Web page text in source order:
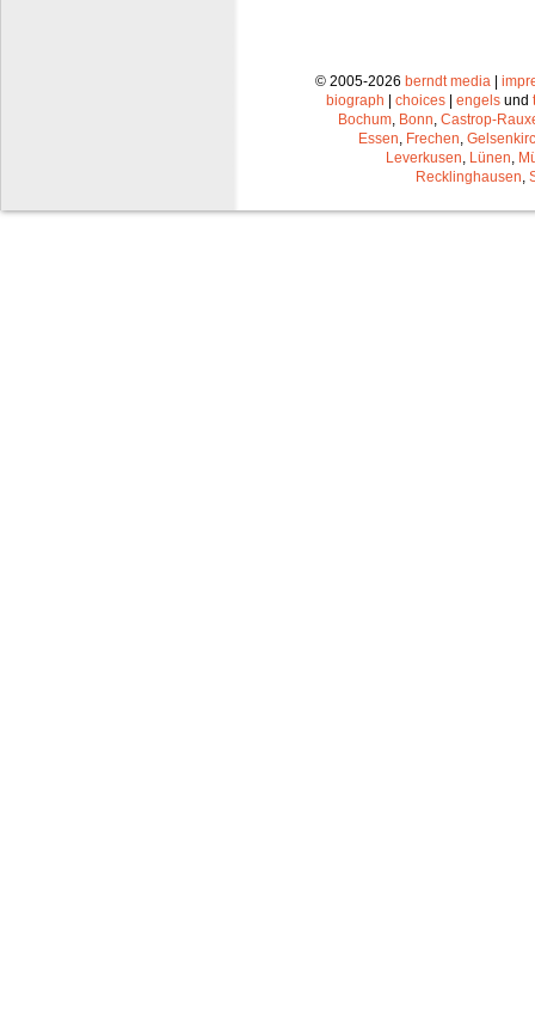
© 2005-2026 berndt media |
biograph | choices | engels und
Bochum Bonn Castrop-
Essen Frechen
Leverkusen Lünen
Recklinghausen